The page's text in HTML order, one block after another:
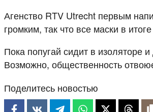
Агенство RTV Utrecht первым
громким, так что все маски в
Пока попугай сидит в изоляторе
Возможно, общественность
Поделитесь новостью